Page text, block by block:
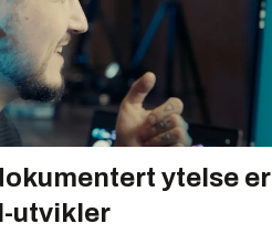
ytelse er
utvikler